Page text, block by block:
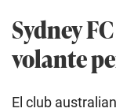
Sydney
volante
El club